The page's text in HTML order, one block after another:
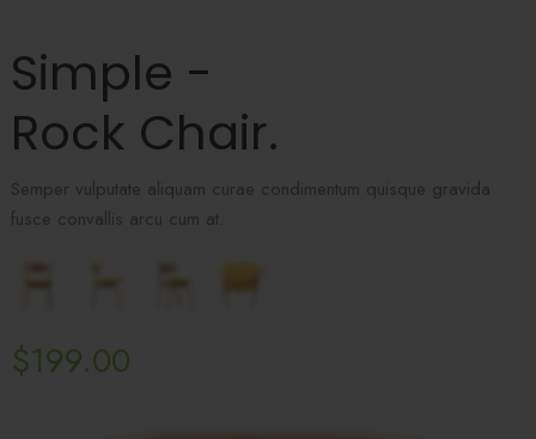
Simple -
Rock Chair.
Semper vulputate aliquam curae condimentum quisque gravida
fusce convallis arcu cum at.
$199.00